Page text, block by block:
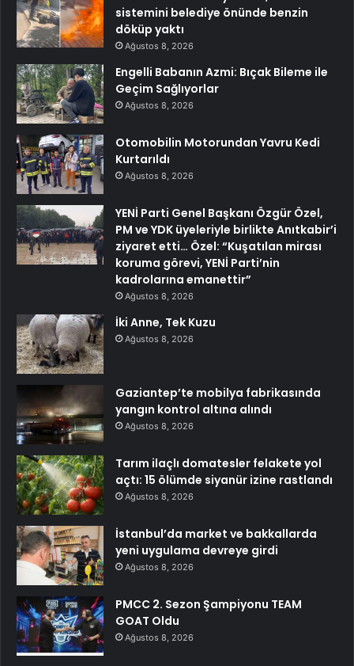
sistemini belediye önünde benzin
döküp yaktı
Ağustos 8, 2026
Engelli Babanın Azmi: Bıçak Bileme ile
Geçim Sağlıyorlar
Ağustos 8, 2026
Otomobilin Motorundan Yavru Kedi
Kurtarıldı
Ağustos 8, 2026
YENİ Parti Genel Başkanı Özgür Özel,
PM ve YDK üyeleriyle birlikte Anıtkabir’i
ziyaret etti… Özel: “Kuşatılan mirası
koruma görevi, YENİ Parti’nin
kadrolarına emanettir”
Ağustos 8, 2026
İki Anne, Tek Kuzu
Ağustos 8, 2026
Gaziantep’te mobilya fabrikasında
yangın kontrol altına alındı
Ağustos 8, 2026
Tarım ilaçlı domatesler felakete yol
açtı: 15 ölümde siyanür izine rastlandı
Ağustos 8, 2026
İstanbul’da market ve bakkallarda
yeni uygulama devreye girdi
Ağustos 8, 2026
PMCC 2. Sezon Şampiyonu TEAM
GOAT Oldu
Ağustos 8, 2026